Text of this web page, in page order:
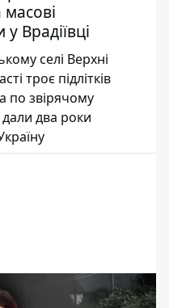
Врадіївці
селі Верхні
троє підлітків
по звірячому
два роки